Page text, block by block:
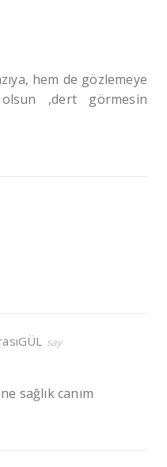
hem de gözlemeye
,dert görmesin
sağlık canım